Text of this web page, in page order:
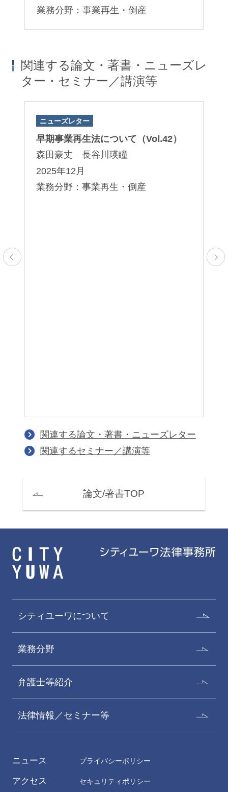
業務分野：事業再生・倒産
関連する論文・著書・ニューズレ
ター・セミナー／講演等
ニューズレター
早期事業再生法について（Vol.42）
森田豪丈 長谷川瑛瞳
2025年12月
業務分野：事業再生・倒産
関連する論文・著書・ニューズレター
関連するセミナー／講演等
論文/著書TOP
シティユーワについて
業務分野
弁護士等紹介
法律情報／セミナー等
ニュース
アクセス
プライバシーポリシー
セキュリティポリシー